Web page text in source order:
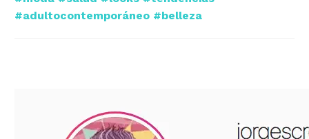
#adultocontemporáneo #belleza